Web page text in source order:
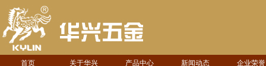
首页 关于华兴 产品中心 新闻动态 企业荣誉